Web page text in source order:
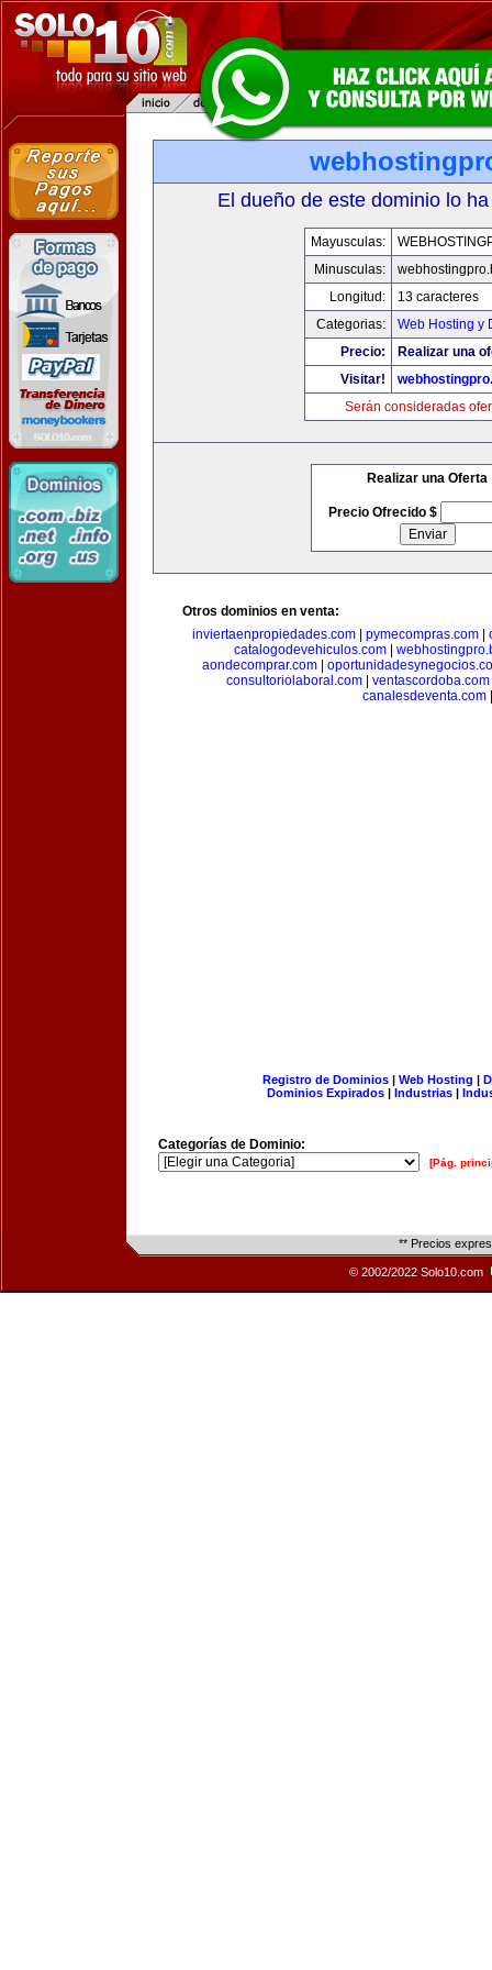
El dueño de este dominio lo
Mayusculas:
Minusculas:
Longitud:
13 caracteres
Categorias:
Web Hosting y
Precio:
Realizar una
Visitar!
Serán consideradas
Realizar una Oferta
Precio Ofrecido $
Otros dominios en venta:
inviertaenpropiedades.com| pymecompras.com|
catalogodevehiculos.com|
aondecomprar.com
consultoriolaboral.com
ventascordoba.com
canalesdeventa.com|
Registro de Dominios| Web Hosting |
Dominios Expirados | Industrias |
Categorías de Dominio:
[Pág.
** Precios
© 2002/2022 Solo10.com